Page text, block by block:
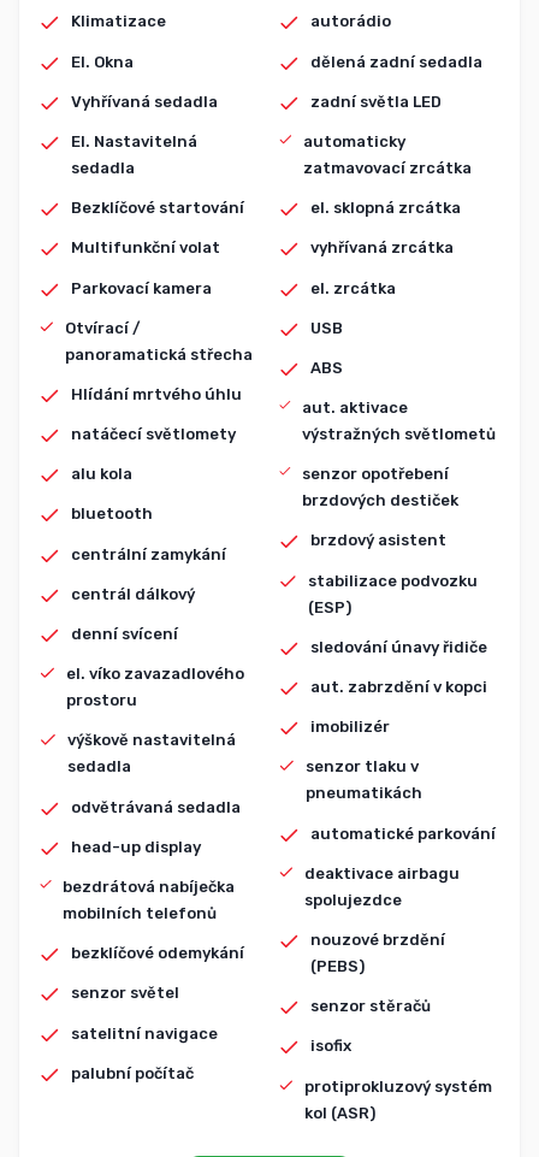
Klimatizace
El. Okna
Vyhřívaná sedadla
El. Nastavitelná
sedadla
Bezklíčové startování
Multifunkční volat
Parkovací kamera
Otvírací /
panoramatická střecha
Hlídání mrtvého úhlu
natáčecí světlomety
alu kola
bluetooth
centrální zamykání
centrál dálkový
denní svícení
el. víko zavazadlového
prostoru
výškově nastavitelná
sedadla
odvětrávaná sedadla
head-up display
bezdrátová nabíječka
mobilních telefonů
bezklíčové odemykání
senzor světel
satelitní navigace
palubní počítač
autorádio
dělená zadní sedadla
zadní světla LED
automaticky
zatmavovací zrcátka
el. sklopná zrcátka
vyhřívaná zrcátka
el. zrcátka
USB
ABS
aut. aktivace
výstražných světlometů
senzor opotřebení
brzdových destiček
brzdový asistent
stabilizace podvozku
(ESP)
sledování únavy řidiče
aut. zabrzdění v kopci
imobilizér
senzor tlaku v
pneumatikách
automatické parkování
deaktivace airbagu
spolujezdce
nouzové brzdění
(PEBS)
senzor stěračů
isofix
protiprokluzový systém
kol (ASR)